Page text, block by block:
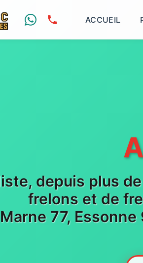
ACCUEIL
depuis plus
frelons et de
77,